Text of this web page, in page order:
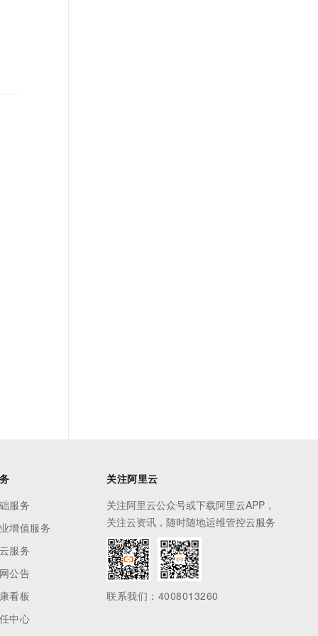
服务
增值服务
服务
公告
看板
中心
关注阿里云
关注阿里云公众号或下载阿里云APP，
关注云资讯，随时随地运维管控云服务
联系我们：4008013260